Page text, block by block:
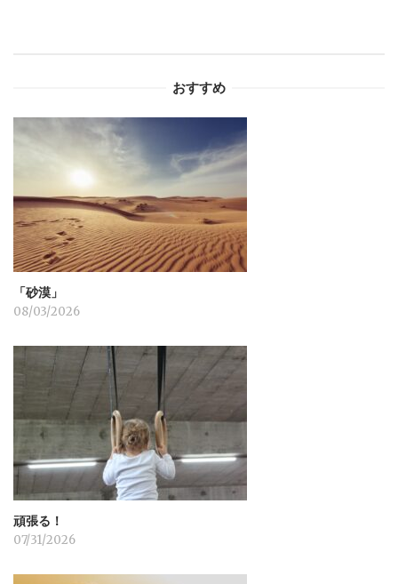
シ
ン
おすすめ
「砂漠」
08/03/2026
頑張る！
07/31/2026